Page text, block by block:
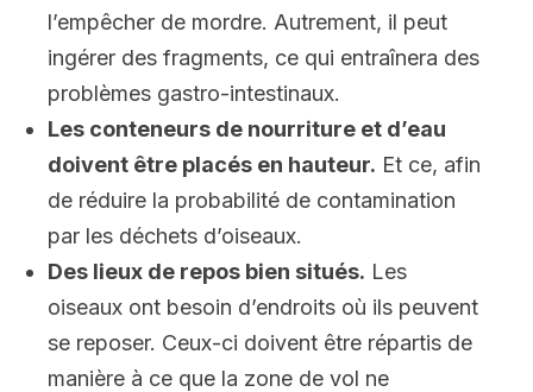
l’empêcher de mordre. Autrement, il peut
ingérer des fragments, ce qui entraînera des
problèmes gastro-intestinaux.
Les conteneurs de nourriture et d’eau
doivent être placés en hauteur. Et ce, afin
de réduire la probabilité de contamination
par les déchets d’oiseaux.
Des lieux de repos bien situés. Les
oiseaux ont besoin d’endroits où ils peuvent
se reposer. Ceux-ci doivent être répartis de
manière à ce que la zone de vol ne